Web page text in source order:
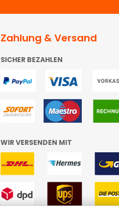
Zahlung & Versand
SICHER BEZAHLEN
WIR VERSENDEN MIT